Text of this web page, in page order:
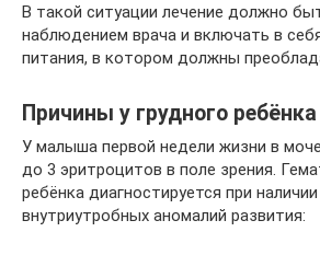
В такой ситуации лечение должно
наблюдением врача и включать в
питания, в котором должны
Причины у грудного ребёнка
У малыша первой недели жизни в
до 3 эритроцитов в поле зрения.
ребёнка диагностируется при
внутриутробных аномалий развития: